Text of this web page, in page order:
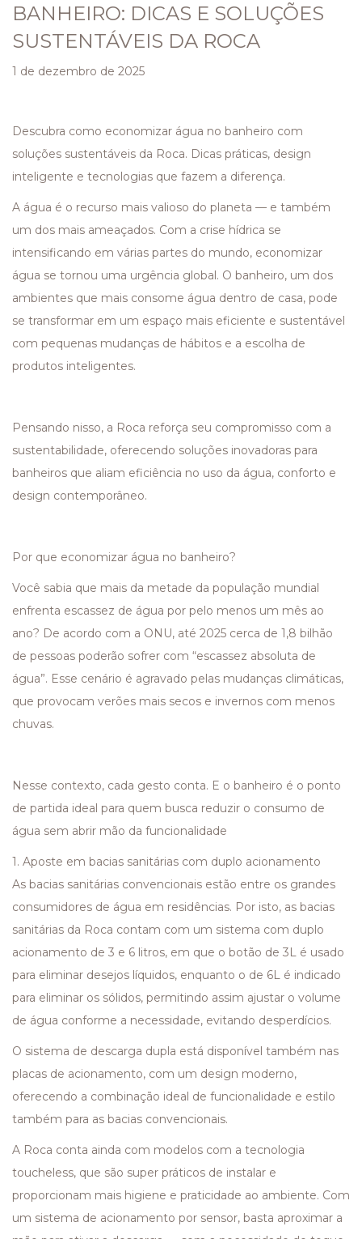
BANHEIRO: DICAS E SOLUÇÕES
SUSTENTÁVEIS DA ROCA
1 de dezembro de 2025
Descubra como economizar água no banheiro com
soluções sustentáveis da Roca. Dicas práticas, design
inteligente e tecnologias que fazem a diferença.
A água é o recurso mais valioso do planeta — e também
um dos mais ameaçados. Com a crise hídrica se
intensificando em várias partes do mundo, economizar
água se tornou uma urgência global. O banheiro, um dos
ambientes que mais consome água dentro de casa, pode
se transformar em um espaço mais eficiente e sustentável
com pequenas mudanças de hábitos e a escolha de
produtos inteligentes.
Pensando nisso, a Roca reforça seu compromisso com a
sustentabilidade, oferecendo soluções inovadoras para
banheiros que aliam eficiência no uso da água, conforto e
design contemporâneo.
Por que economizar água no banheiro?
Você sabia que mais da metade da população mundial
enfrenta escassez de água por pelo menos um mês ao
ano? De acordo com a ONU, até 2025 cerca de 1,8 bilhão
de pessoas poderão sofrer com “escassez absoluta de
água”. Esse cenário é agravado pelas mudanças climáticas,
que provocam verões mais secos e invernos com menos
chuvas.
Nesse contexto, cada gesto conta. E o banheiro é o ponto
de partida ideal para quem busca reduzir o consumo de
água sem abrir mão da funcionalidade
1. Aposte em bacias sanitárias com duplo acionamento
As bacias sanitárias convencionais estão entre os grandes
consumidores de água em residências. Por isto, as bacias
sanitárias da Roca contam com um sistema com duplo
acionamento de 3 e 6 litros, em que o botão de 3L é usado
para eliminar desejos líquidos, enquanto o de 6L é indicado
para eliminar os sólidos, permitindo assim ajustar o volume
de água conforme a necessidade, evitando desperdícios.
O sistema de descarga dupla está disponível também nas
placas de acionamento, com um design moderno,
oferecendo a combinação ideal de funcionalidade e estilo
também para as bacias convencionais.
A Roca conta ainda com modelos com a tecnologia
toucheless, que são super práticos de instalar e
proporcionam mais higiene e praticidade ao ambiente. Com
um sistema de acionamento por sensor, basta aproximar a